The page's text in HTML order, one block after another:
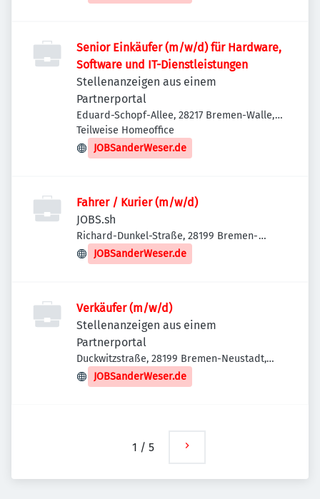
Senior Einkäufer (m/w/d) für Hardware,
Software und IT-Dienstleistungen
Stellenanzeigen aus einem
Partnerportal
Eduard-Schopf-Allee, 28217 Bremen-Walle,
Deutschland
Teilweise Homeoffice
JOBSanderWeser.de
Fahrer / Kurier (m/w/d)
JOBS.sh
Richard-Dunkel-Straße, 28199 Bremen-
Neustadt, Deutschland
JOBSanderWeser.de
Verkäufer (m/w/d)
Stellenanzeigen aus einem
Partnerportal
Duckwitzstraße, 28199 Bremen-Neustadt,
Deutschland
JOBSanderWeser.de
1 / 5